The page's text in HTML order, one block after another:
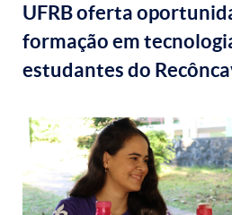
UFRB oferta
formação em
estudantes do